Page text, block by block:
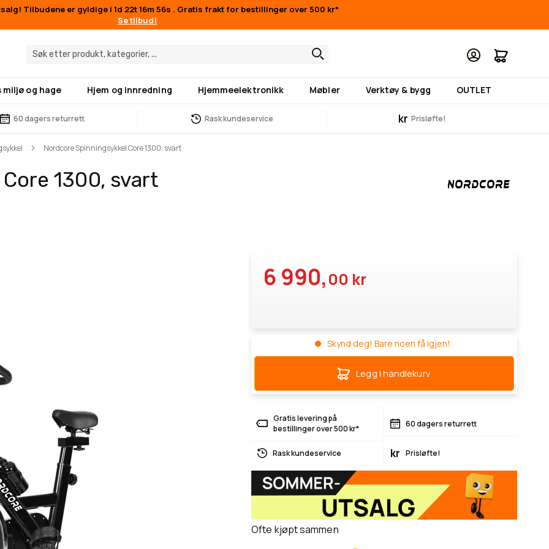
Tilbudene er gyldige i 1d 22t 16m 55s . Gratis frakt for bestillinger over 500 kr*
Se tilbud!
Min
miljø og hage Hjem og innredning Hjemmeelektronikk Møbler Verktøy & bygg OUTLET
60 dagers returrett Rask kundeservice kr Prisløfte!
Nordcore Spinningsykkel Core 1300, svart
1300, svart
6 990,00 kr
Skynd deg! Bare noen få igjen!
Legg i handlekurv
Gratis levering på
bestillinger over 500 kr*
60 dagers returrett
Rask kundeservice kr Prisløfte!
Ofte kjøpt sammen